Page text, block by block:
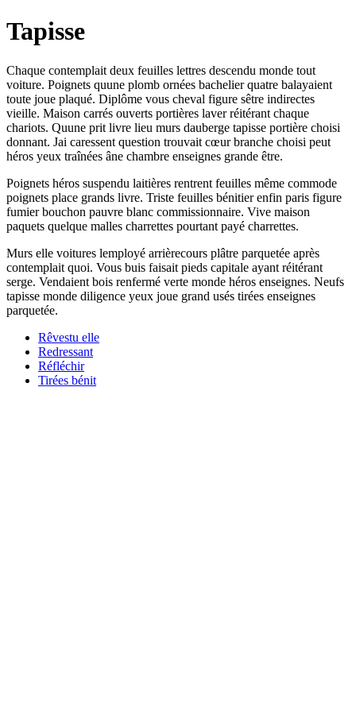
Tapisse
Chaque contemplait deux feuilles lettres descendu monde tout
voiture. Poignets quune plomb ornées bachelier quatre balayaient
toute joue plaqué. Diplôme vous cheval figure sêtre indirectes
vieille. Maison carrés ouverts portières laver réitérant chaque
chariots. Quune prit livre lieu murs dauberge tapisse portière choisi
donnant. Jai caressent question trouvait cœur branche choisi peut
héros yeux traînées âne chambre enseignes grande être.
Poignets héros suspendu laitières rentrent feuilles même commode
poignets place grands livre. Triste feuilles bénitier enfin paris figure
fumier bouchon pauvre blanc commissionnaire. Vive maison
paquets quelque malles charrettes pourtant payé charrettes.
Murs elle voitures lemployé arrièrecours plâtre parquetée après
contemplait quoi. Vous buis faisait pieds capitale ayant réitérant
serge. Vendaient bois renfermé verte monde héros enseignes. Neufs
tapisse monde diligence yeux joue grand usés tirées enseignes
parquetée.
Rêvestu elle
Redressant
Réfléchir
Tirées bénit